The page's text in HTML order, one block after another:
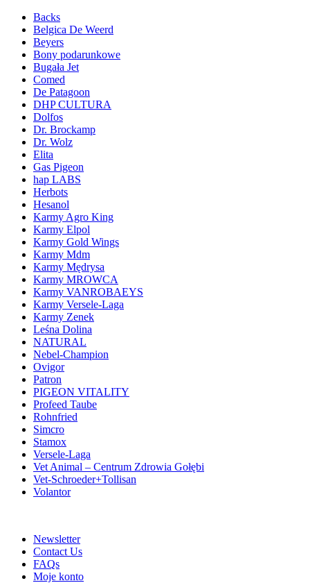
Backs
Belgica De Weerd
Beyers
Bony podarunkowe
Bugała Jet
Comed
De Patagoon
DHP CULTURA
Dolfos
Dr. Brockamp
Dr. Wolz
Elita
Gas Pigeon
hap LABS
Herbots
Hesanol
Karmy Agro King
Karmy Elpol
Karmy Gold Wings
Karmy Mdm
Karmy Mędrysa
Karmy MROWCA
Karmy VANROBAEYS
Karmy Versele-Laga
Karmy Zenek
Leśna Dolina
NATURAL
Nebel-Champion
Ovigor
Patron
PIGEON VITALITY
Profeed Taube
Rohnfried
Simcro
Stamox
Versele-Laga
Vet Animal – Centrum Zdrowia Gołębi
Vet-Schroeder+Tollisan
Volantor
Newsletter
Contact Us
FAQs
Moje konto